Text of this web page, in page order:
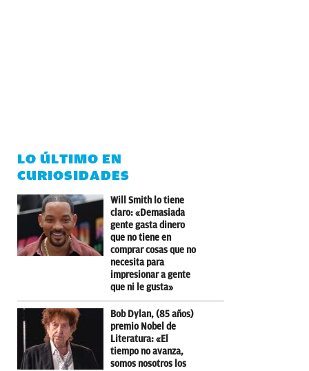
LO ÚLTIMO EN
CURIOSIDADES
Will Smith lo tiene
claro: «Demasiada
gente gasta dinero
que no tiene en
comprar cosas que no
necesita para
impresionar a gente
que ni le gusta»
Bob Dylan, (85 años)
premio Nobel de
Literatura: «El
tiempo no avanza,
somos nosotros los